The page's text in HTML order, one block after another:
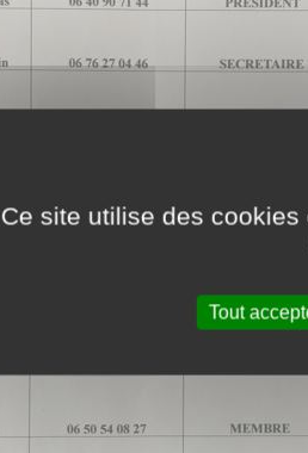
Ce site utilise des
Tout